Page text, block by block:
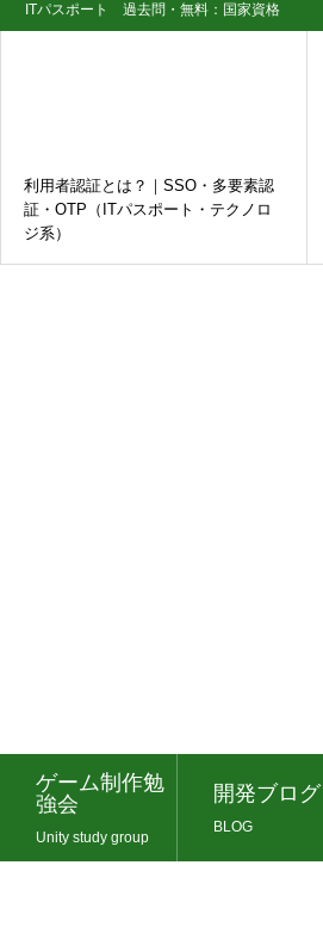
ITパスポート 過去問・無料：国家資格
利用者認証とは？｜SSO・多要素認
証・OTP（ITパスポート・テクノロ
ジ系）
ゲーム制作勉
強会
Unity study group
開発ブログ
BLOG